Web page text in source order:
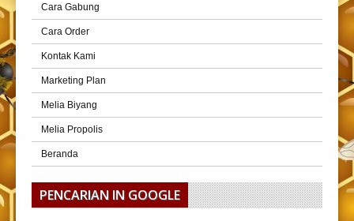
Cara Gabung
Cara Order
Kontak Kami
Marketing Plan
Melia Biyang
Melia Propolis
Beranda
PENCARIAN IN GOOGLE